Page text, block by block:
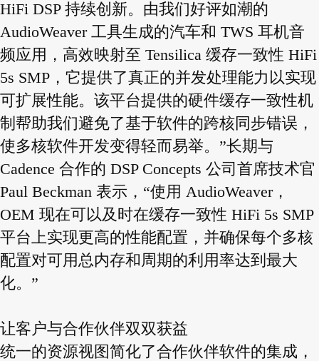
HiFi DSP 持续创新。由我们好评如潮的
AudioWeaver 工具生成的汽车和 TWS 耳机音
频应用，高效映射至 Tensilica 缓存一致性 HiFi
5s SMP，它提供了真正的并发处理能力以实现
可扩展性能。该平台提供的硬件缓存一致性机
制帮助我们避免了基于软件的跨核同步错误，
使多核软件开发变得轻而易举。”长期与
Cadence 合作的 DSP Concepts 公司首席技术官
Paul Beckman 表示，“使用 AudioWeaver，
OEM 现在可以及时在缓存一致性 HiFi 5s SMP
平台上实现更高的性能配置，并确保每个多核
配置对可用总内存和周期的利用率达到最大
化。”
让客户与合作伙伴双双获益
统一的资源视图简化了合作伙伴软件的集成，